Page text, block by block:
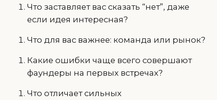
Что заставляет вас сказать “нет”, даже
если идея интересная?
Что для вас важнее: команда или рынок?
Какие ошибки чаще всего совершают
фаундеры на первых встречах?
Что отличает сильных